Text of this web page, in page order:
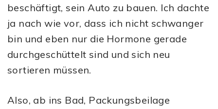
beschäftigt, sein Auto zu bauen. Ich dachte
ja nach wie vor, dass ich nicht schwanger
bin und eben nur die Hormone gerade
durchgeschüttelt sind und sich neu
sortieren müssen.
Also, ab ins Bad, Packungsbeilage